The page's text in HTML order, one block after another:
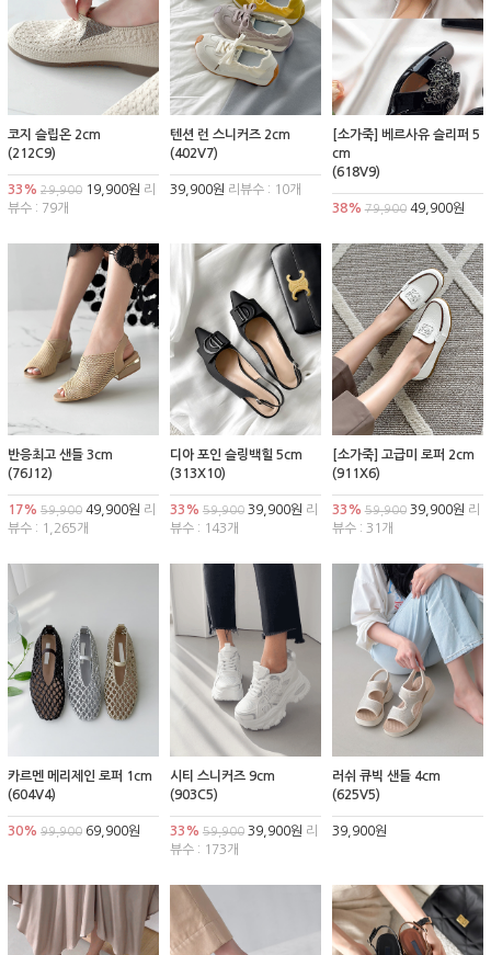
코지 슬립온 2cm
(212C9)
33% 29,900 19,900원 리
뷰수 : 79개
텐션 런 스니커즈 2cm
(402V7)
39,900원 리뷰수 : 10개
[소가죽] 베르사유 슬리퍼 5
cm
(618V9)
38% 79,90049,900원
반응최고 샌들 3cm
(76J12)
17% 59,900 49,900원 리
뷰수 : 1,265개
디아 포인 슬링백힐 5cm
(313X10)
33% 59,90039,900원 리
뷰수 : 143개
[소가죽] 고급미 로퍼 2cm
(911X6)
33% 59,90039,900원 리
뷰수 : 31개
카르멘 메리제인 로퍼 1cm
(604V4)
30% 99,900 69,900원
시티 스니커즈 9cm
(903C5)
33% 59,90039,900원 리
뷰수 : 173개
러쉬 큐빅 샌들 4cm
(625V5)
39,900원